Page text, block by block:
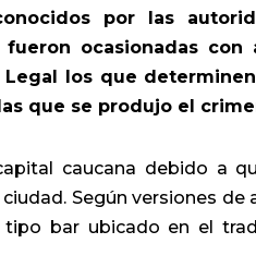
por las
ocasionadas con
los que
que se produjo el
caucana debido a
Según versiones de
bar ubicado en el